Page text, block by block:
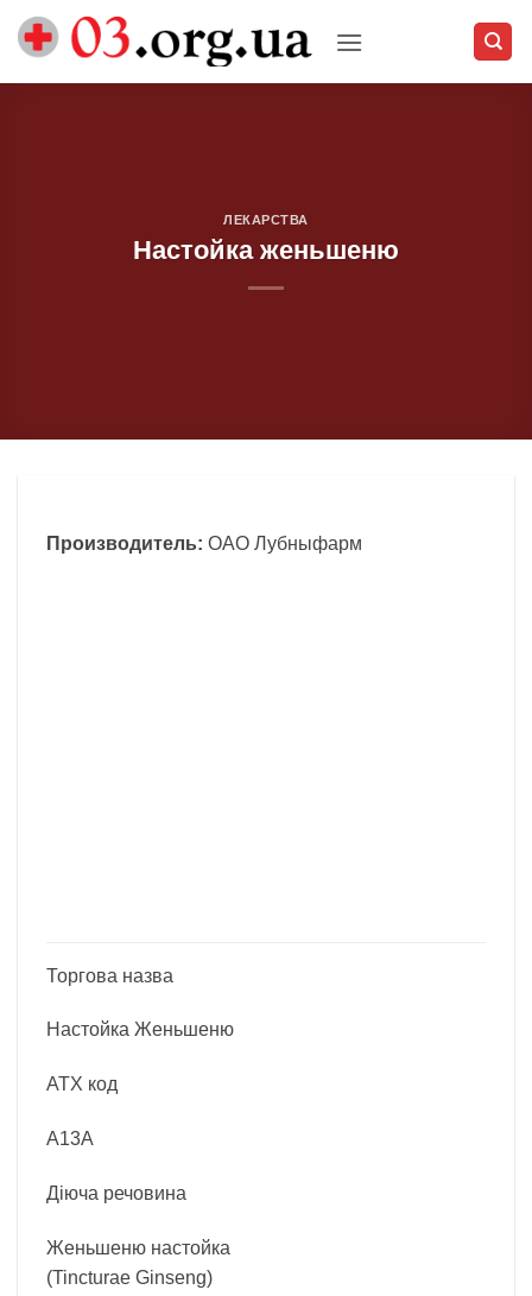
Skip
ЛЕКАРСТВА
Настойка женьшеню
Производитель: ОАО Лубныфарм
Торгова назва
Настойка Женьшеню
АТХ код
A13A
Діюча речовина
Женьшеню настойка
(Tincturae Ginseng)